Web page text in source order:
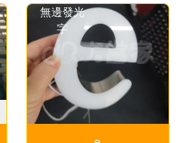
無邊發光
字